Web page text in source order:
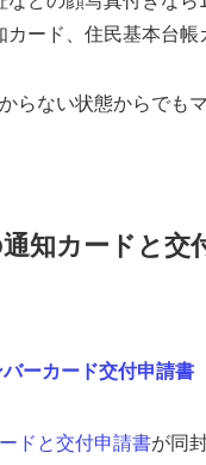
カード、住民基本台帳
らない状態からでも
知カードと交
ーカード交付申請書
ドと交付申請書が同